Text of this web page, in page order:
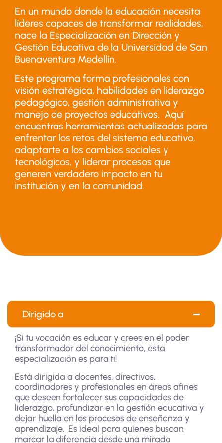
En un mundo donde la educación necesita
líderes capaces de transformar realidades,
nace la Especialización en Dirección y
Gestión Educativa de la Universidad de San
Buenaventura Medellín.
Este programa forma profesionales con
visión estratégica, habilidades en liderazgo
pedagógico, gestión administrativa y
manejo de proyectos educativos. Aquí
encuentras herramientas actualizadas para
enfrentar los retos del sistema educativo,
adaptarte a los cambios sociales y
tecnológicos, y liderar procesos que
generen verdadero impacto en tu
institución y en la comunidad.
Dirigido a
¡Si tu vocación es educar y crees en el poder
transformador del conocimiento, esta
especialización es para ti!
Está dirigida a docentes, directivos,
coordinadores y profesionales en áreas afines
que deseen fortalecer sus capacidades de
liderazgo, profundizar en la gestión educativa y
dejar huella en los procesos de enseñanza y
aprendizaje. Es ideal para quienes buscan
marcar la diferencia desde una mirada